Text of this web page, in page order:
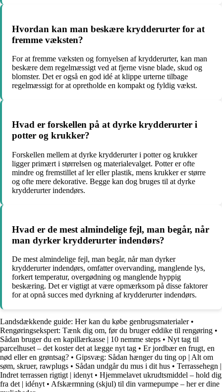
Hvordan kan man beskære krydderurter for at
fremme væksten?
For at fremme væksten og fornyelsen af krydderurter, kan man
beskære dem regelmæssigt ved at fjerne visne blade, skud og
blomster. Det er også en god idé at klippe urterne tilbage
regelmæssigt for at opretholde en kompakt og fyldig vækst.
Hvad er forskellen på at dyrke krydderurter i
potter og krukker?
Forskellen mellem at dyrke krydderurter i potter og krukker
ligger primært i størrelsen og materialevalget. Potter er ofte
mindre og fremstillet af ler eller plastik, mens krukker er større
og ofte mere dekorative. Begge kan dog bruges til at dyrke
krydderurter indendørs.
Hvad er de mest almindelige fejl, man begår, når
man dyrker krydderurter indendørs?
De mest almindelige fejl, man begår, når man dyrker
krydderurter indendørs, omfatter overvanding, manglende lys,
forkert temperatur, overgødning og manglende hyppig
beskæring. Det er vigtigt at være opmærksom på disse faktorer
for at opnå succes med dyrkning af krydderurter indendørs.
Landsdækkende guide: Her kan du købe genbrugsmaterialer•
Rengøringsekspert: Tænk dig om, før du bruger eddike til rengøring •
Sådan bruger du en kapillærkasse | 10 nemme steps • Nyt tag til
parcelhuset – det koster det at lægge nyt tag • Er jordbær en frugt, en
nød eller en grøntsag? • Gipsvæg: Sådan hænger du ting op | Alt om
søm, skruer, rawplugs • Sådan undgår du mus i dit hus • Terrassehegn |
Indret terrassen rigtigt | idenyt • Hjemmelavet ukrudtsmiddel – hold dig
fra det | idényt • Afskærmning (skjul) til din varmepumpe – her er dine